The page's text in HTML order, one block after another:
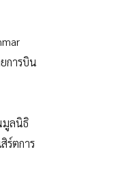
การบิน
มูลนิธิ
ร์ตการ